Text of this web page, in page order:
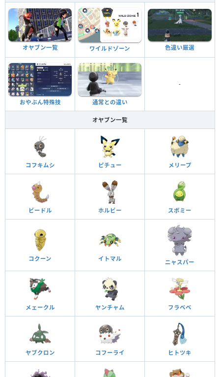
オヤブン一覧 ワイルドゾーン 色違い厳選
おやぶん特殊技 通常との違い
-
オヤブン一覧
コフキムシ ピチュー メリープ
ビードル ホルビー スボミー
コクーン イトマル ニャスパー
メェークル ヤンチャム フラベベ
ヤブクロン コフーライ ヒトツキ